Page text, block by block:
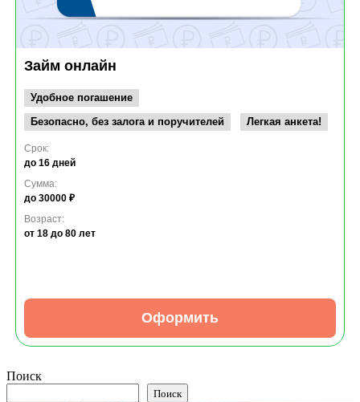
Займ онлайн
Удобное погашение
Безопасно, без залога и поручителей
Легкая анкета!
Срок:
до 16 дней
Сумма:
до 30000 ₽
Возраст:
от 18 до 80 лет
Оформить
Поиск
Поиск